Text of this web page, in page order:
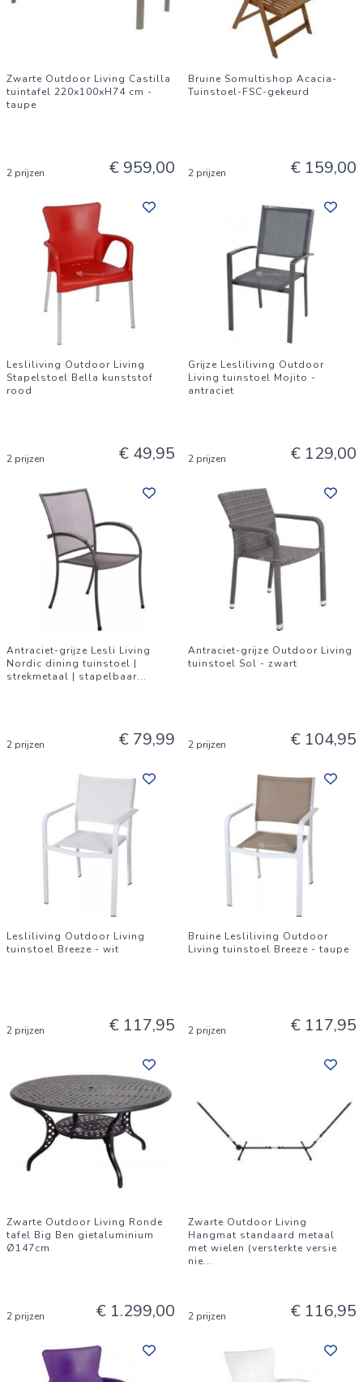
Zwarte Outdoor Living Castilla
tuintafel 220x100xH74 cm -
taupe
2 prijzen € 959,00
Bruine Somultishop Acacia-
Tuinstoel-FSC-gekeurd
2 prijzen € 159,00
Lesliliving Outdoor Living
Stapelstoel Bella kunststof
rood
2 prijzen € 49,95
Grijze Lesliliving Outdoor
Living tuinstoel Mojito -
antraciet
2 prijzen € 129,00
Antraciet-grijze Lesli Living
Nordic dining tuinstoel |
strekmetaal | stapelbaar...
2 prijzen € 79,99
Antraciet-grijze Outdoor Living
tuinstoel Sol - zwart
2 prijzen € 104,95
Lesliliving Outdoor Living
tuinstoel Breeze - wit
2 prijzen € 117,95
Bruine Lesliliving Outdoor
Living tuinstoel Breeze - taupe
2 prijzen € 117,95
Zwarte Outdoor Living Ronde
tafel Big Ben gietaluminium
Ø147cm
2 prijzen € 1.299,00
Zwarte Outdoor Living
Hangmat standaard metaal
met wielen (versterkte versie
nie...
2 prijzen € 116,95